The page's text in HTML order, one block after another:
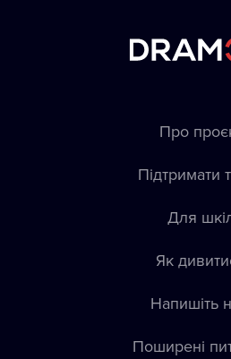
Про
Підтримати
Для
Як
Напишіть
Пoширені